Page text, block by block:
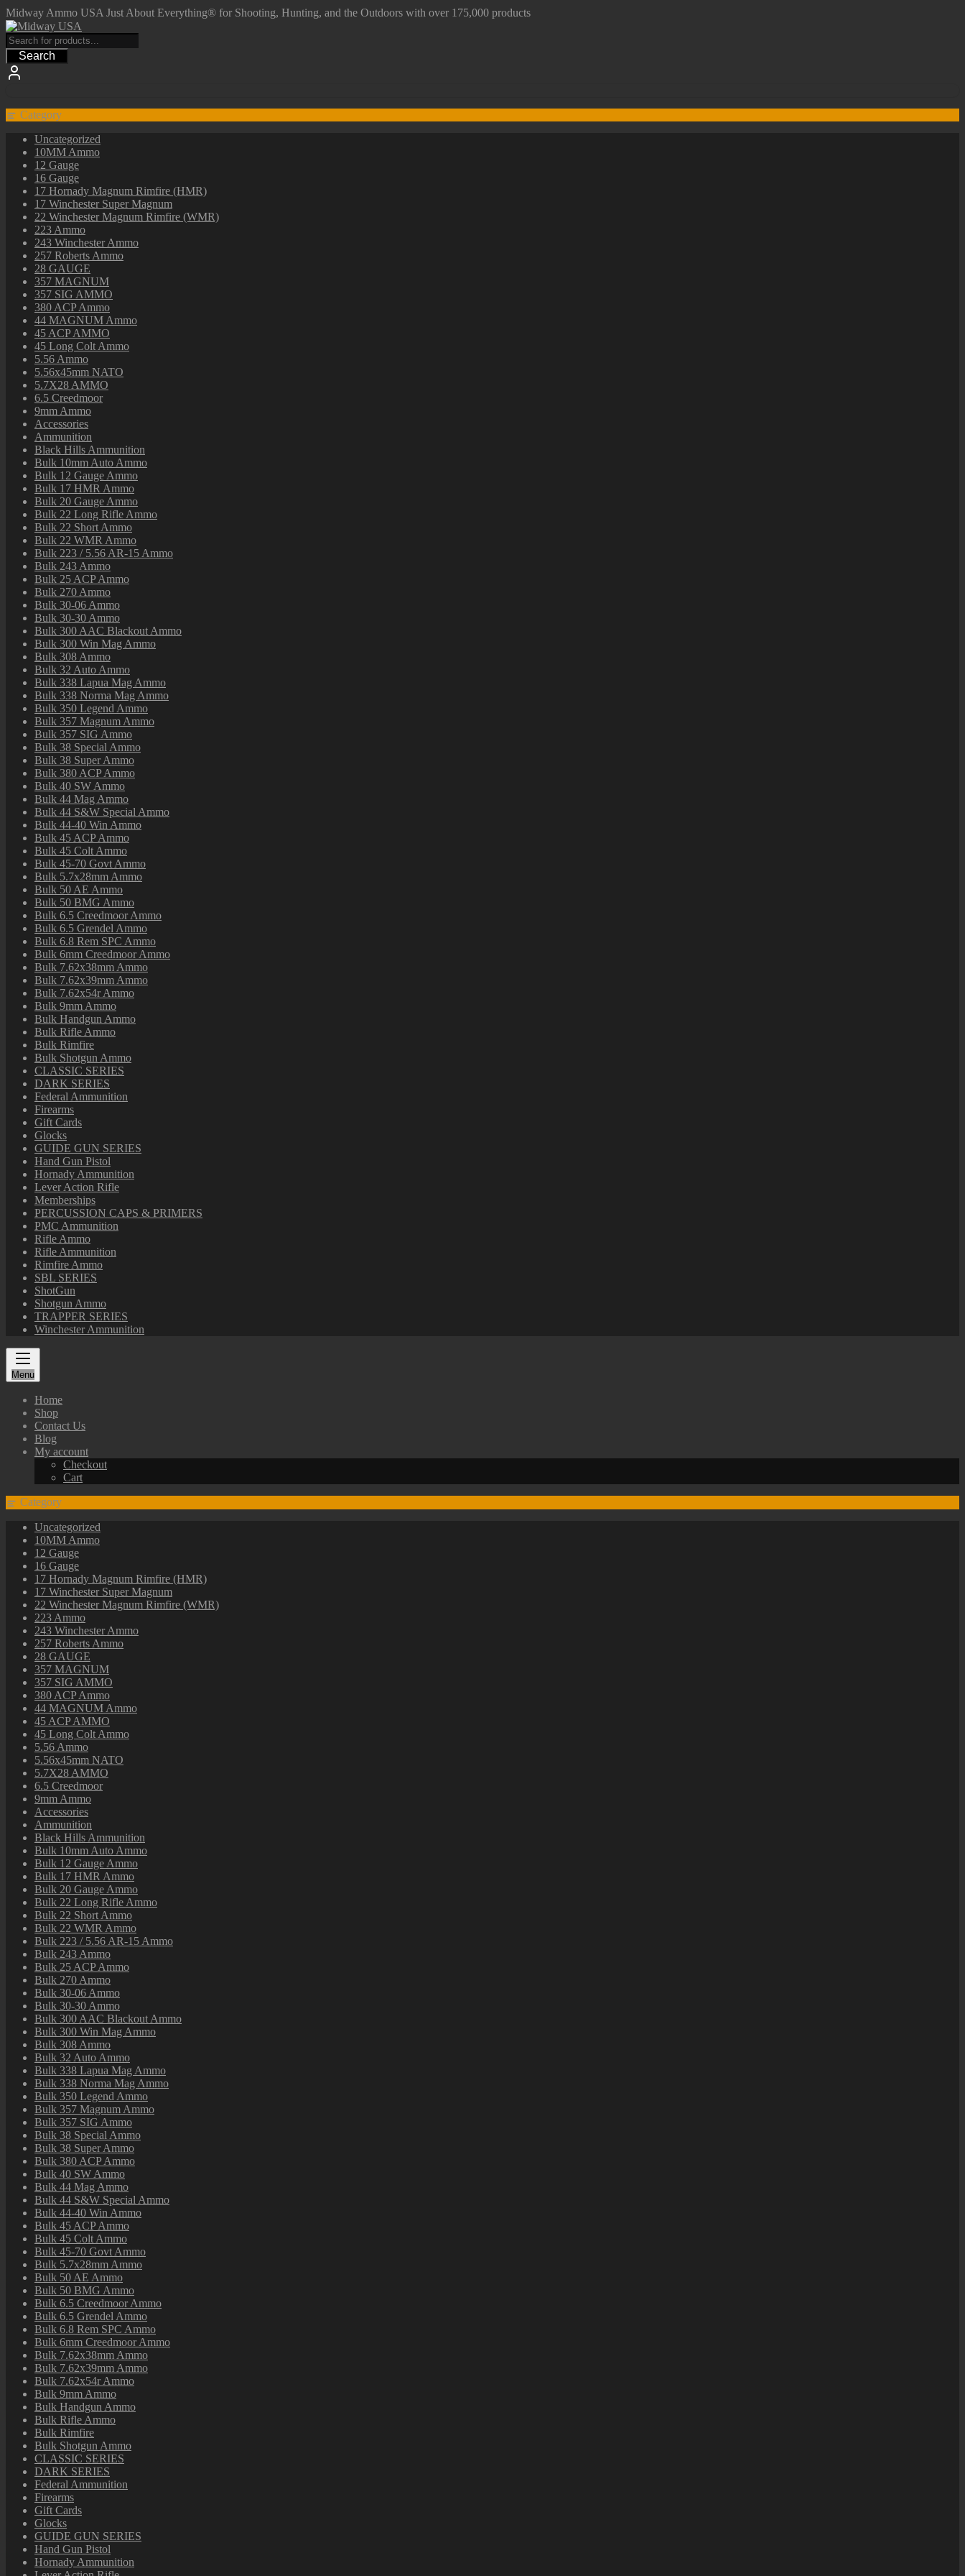
Skip
to
content
Midway Ammo USA Just About Everything® for Shooting, Hunting, and the Outdoors with over 175,000 products
Search
Category
Uncategorized
10MM Ammo
12 Gauge
16 Gauge
17 Hornady Magnum Rimfire (HMR)
17 Winchester Super Magnum
22 Winchester Magnum Rimfire (WMR)
223 Ammo
243 Winchester Ammo
257 Roberts Ammo
28 GAUGE
357 MAGNUM
357 SIG AMMO
380 ACP Ammo
44 MAGNUM Ammo
45 ACP AMMO
45 Long Colt Ammo
5.56 Ammo
5.56x45mm NATO
5.7X28 AMMO
6.5 Creedmoor
9mm Ammo
Accessories
Ammunition
Black Hills Ammunition
Bulk 10mm Auto Ammo
Bulk 12 Gauge Ammo
Bulk 17 HMR Ammo
Bulk 20 Gauge Ammo
Bulk 22 Long Rifle Ammo
Bulk 22 Short Ammo
Bulk 22 WMR Ammo
Bulk 223 / 5.56 AR-15 Ammo
Bulk 243 Ammo
Bulk 25 ACP Ammo
Bulk 270 Ammo
Bulk 30-06 Ammo
Bulk 30-30 Ammo
Bulk 300 AAC Blackout Ammo
Bulk 300 Win Mag Ammo
Bulk 308 Ammo
Bulk 32 Auto Ammo
Bulk 338 Lapua Mag Ammo
Bulk 338 Norma Mag Ammo
Bulk 350 Legend Ammo
Bulk 357 Magnum Ammo
Bulk 357 SIG Ammo
Bulk 38 Special Ammo
Bulk 38 Super Ammo
Bulk 380 ACP Ammo
Bulk 40 SW Ammo
Bulk 44 Mag Ammo
Bulk 44 S&W Special Ammo
Bulk 44-40 Win Ammo
Bulk 45 ACP Ammo
Bulk 45 Colt Ammo
Bulk 45-70 Govt Ammo
Bulk 5.7x28mm Ammo
Bulk 50 AE Ammo
Bulk 50 BMG Ammo
Bulk 6.5 Creedmoor Ammo
Bulk 6.5 Grendel Ammo
Bulk 6.8 Rem SPC Ammo
Bulk 6mm Creedmoor Ammo
Bulk 7.62x38mm Ammo
Bulk 7.62x39mm Ammo
Bulk 7.62x54r Ammo
Bulk 9mm Ammo
Bulk Handgun Ammo
Bulk Rifle Ammo
Bulk Rimfire
Bulk Shotgun Ammo
CLASSIC SERIES
DARK SERIES
Federal Ammunition
Firearms
Gift Cards
Glocks
GUIDE GUN SERIES
Hand Gun Pistol
Hornady Ammunition
Lever Action Rifle
Memberships
PERCUSSION CAPS & PRIMERS
PMC Ammunition
Rifle Ammo
Rifle Ammunition
Rimfire Ammo
SBL SERIES
ShotGun
Shotgun Ammo
TRAPPER SERIES
Winchester Ammunition
Menu
Home
Shop
Contact Us
Blog
My account
Checkout
Cart
Category
Uncategorized
10MM Ammo
12 Gauge
16 Gauge
17 Hornady Magnum Rimfire (HMR)
17 Winchester Super Magnum
22 Winchester Magnum Rimfire (WMR)
223 Ammo
243 Winchester Ammo
257 Roberts Ammo
28 GAUGE
357 MAGNUM
357 SIG AMMO
380 ACP Ammo
44 MAGNUM Ammo
45 ACP AMMO
45 Long Colt Ammo
5.56 Ammo
5.56x45mm NATO
5.7X28 AMMO
6.5 Creedmoor
9mm Ammo
Accessories
Ammunition
Black Hills Ammunition
Bulk 10mm Auto Ammo
Bulk 12 Gauge Ammo
Bulk 17 HMR Ammo
Bulk 20 Gauge Ammo
Bulk 22 Long Rifle Ammo
Bulk 22 Short Ammo
Bulk 22 WMR Ammo
Bulk 223 / 5.56 AR-15 Ammo
Bulk 243 Ammo
Bulk 25 ACP Ammo
Bulk 270 Ammo
Bulk 30-06 Ammo
Bulk 30-30 Ammo
Bulk 300 AAC Blackout Ammo
Bulk 300 Win Mag Ammo
Bulk 308 Ammo
Bulk 32 Auto Ammo
Bulk 338 Lapua Mag Ammo
Bulk 338 Norma Mag Ammo
Bulk 350 Legend Ammo
Bulk 357 Magnum Ammo
Bulk 357 SIG Ammo
Bulk 38 Special Ammo
Bulk 38 Super Ammo
Bulk 380 ACP Ammo
Bulk 40 SW Ammo
Bulk 44 Mag Ammo
Bulk 44 S&W Special Ammo
Bulk 44-40 Win Ammo
Bulk 45 ACP Ammo
Bulk 45 Colt Ammo
Bulk 45-70 Govt Ammo
Bulk 5.7x28mm Ammo
Bulk 50 AE Ammo
Bulk 50 BMG Ammo
Bulk 6.5 Creedmoor Ammo
Bulk 6.5 Grendel Ammo
Bulk 6.8 Rem SPC Ammo
Bulk 6mm Creedmoor Ammo
Bulk 7.62x38mm Ammo
Bulk 7.62x39mm Ammo
Bulk 7.62x54r Ammo
Bulk 9mm Ammo
Bulk Handgun Ammo
Bulk Rifle Ammo
Bulk Rimfire
Bulk Shotgun Ammo
CLASSIC SERIES
DARK SERIES
Federal Ammunition
Firearms
Gift Cards
Glocks
GUIDE GUN SERIES
Hand Gun Pistol
Hornady Ammunition